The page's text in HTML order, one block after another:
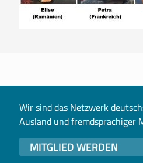
Wir sind das Netzwerk
Ausland und fremdsprachiger
MITGLIED WERDEN